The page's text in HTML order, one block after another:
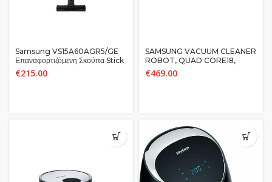
Samsung VS15A60AGR5/GE
Επαναφορτιζόμενη Σκούπα Stick
21.6V Γκρι
€215.00
SAMSUNG VACUUM CLEANER
ROBOT, QUAD CORE18,
60W, 21.9V, 76DB, 90MIN,
WIFI, INTELLIGENT POWER
€469.00